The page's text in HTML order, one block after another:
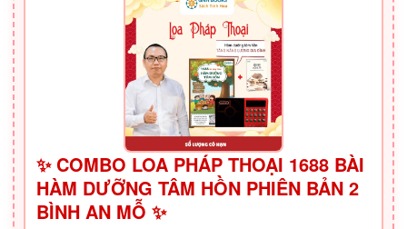
✨ COMBO LOA PHÁP THOẠI 1688 BÀI
HÀM DƯỠNG TÂM HỒN PHIÊN BẢN 2
BÌNH AN MỖ ✨